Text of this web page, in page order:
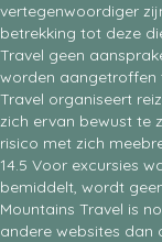
vertegenwoordiger
betrekking tot deze
Travel geen
worden aangetroffen
Travel organiseert
zich ervan bewust te
risico met zich
14.5 Voor excursies
bemiddelt, wordt
Mountains Travel is
andere websites dan